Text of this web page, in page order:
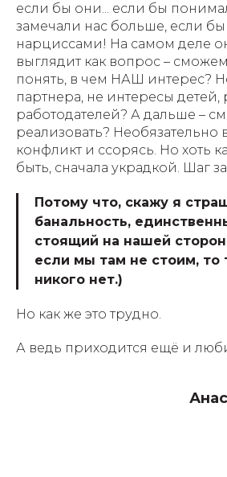
если бы они... если бы
замечали нас больше, если
нарциссами! На самом деле
выглядит как вопрос –
понять, в чем НАШ интерес?
партнера, не интересы
работодателей? А дальше –
реализовать? Необязательно
конфликт и ссорясь. Но хоть
быть, сначала украдкой. Шаг
Потому что, скажу я
банальность,
стоящий на нашей
если мы там не стоим, то
никого нет.)
Но как же это трудно.
А ведь приходится ещё и